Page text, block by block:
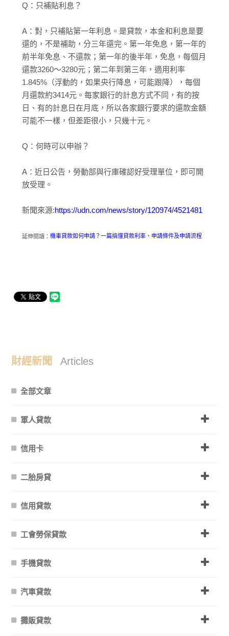
Q：只補貼利息？
A：對，只補貼第一年利息。是貸款，本金和利息是要
還的，不是補助，分三年還完。第一年免息，第一年的
前半年免息、不還款；第一年的後半年，免息，每個月
還款3260～3280元；第二年到第三年，適用利率
1.845%（浮動的，如果央行降息，可能跟降），每個
月還款約3414元。每家銀行的計息方式不同，有的按
日、有的計息日在月底，所以各家銀行要求的還款金額
可能不一樣，但差距很小，只幾十元。
Q：何時可以申辦？
A：近日公告，勞動部與行庫確認好受理單位，即可開
放受理。
新聞來源:https://udn.com/news/story/120974/4521481
延伸閱讀： 機車貸款如何申請？一篇搞懂貸款利率、申請條件及申請流程
財經新聞 Articles
全部文章
軍人貸款
信用卡
二胎房貸
信用貸款
工會勞保貸款
手機貸款
汽車貸款
攤販貸款